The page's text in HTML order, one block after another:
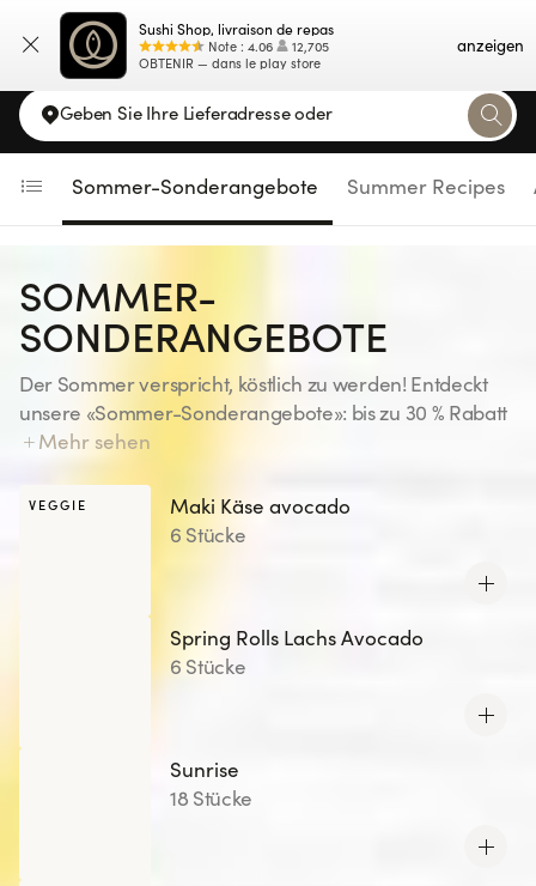
Sushi Shop, livraison de repas
Note : 4.06
12,705
OBTENIR — dans le play store
anzeigen
Karte
Geben Sie Ihre Lieferadresse oder
Sommer-Sonderangebote Summer Recipes
SOMMER-
SONDERANGEBOTE
Der Sommer verspricht, köstlich zu werden! Entdeckt
unsere «Sommer-Sonderangebote»: bis zu 30 % Rabatt
auf ausgewählte Gerichte – für euren Genuss! Haltet
Auswahl. Ausschliesslich auf der Website und in der
Sushi Shop-App erhältlich, bis einschliesslich 23.08.26.
Mehr sehen
VEGGIE
Maki Käse avocado
6 Stücke
Spring Rolls Lachs Avocado
6 Stücke
Sunrise
18 Stücke
Navigated to Sommer-Sonderangebote